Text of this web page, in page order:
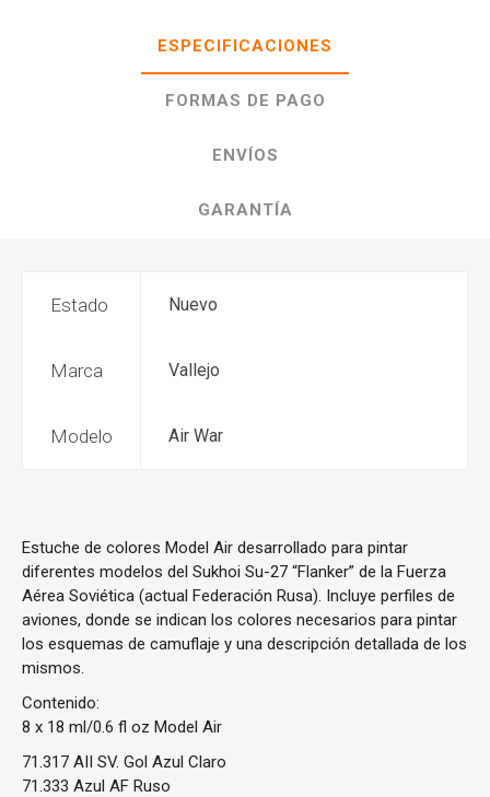
ESPECIFICACIONES
FORMAS DE PAGO
ENVÍOS
GARANTÍA
Estado Nuevo
Marca Vallejo
Modelo Air War
Estuche de colores Model Air desarrollado para pintar
diferentes modelos del Sukhoi Su-27 “Flanker” de la Fuerza
Aérea Soviética (actual Federación Rusa). Incluye perfiles de
aviones, donde se indican los colores necesarios para pintar
los esquemas de camuflaje y una descripción detallada de los
mismos.
Contenido:
8 x 18 ml/0.6 fl oz Model Air
71.317 AII SV. Gol Azul Claro
71.333 Azul AF Ruso